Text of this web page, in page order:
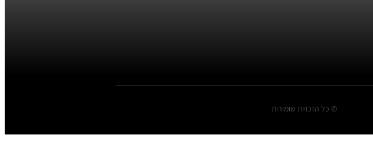
© כל הזכויות שומורות